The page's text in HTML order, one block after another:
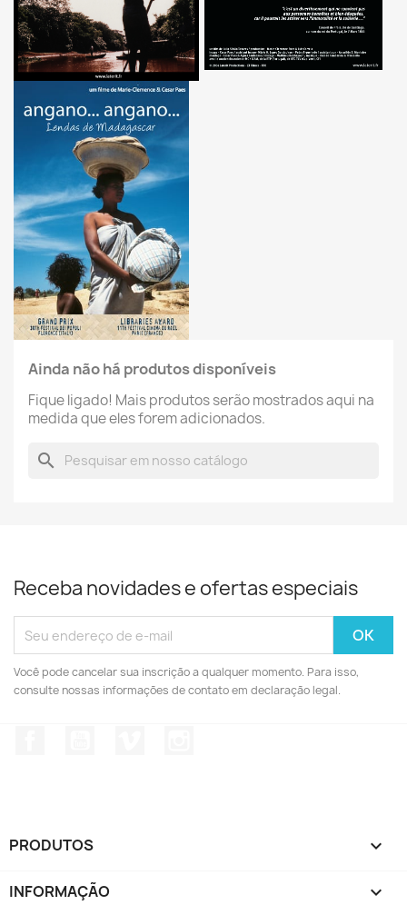
Ainda não há produtos disponíveis
Fique ligado! Mais produtos serão mostrados aqui na
medida que eles forem adicionados.
search
Receba novidades e ofertas especiais
Você pode cancelar sua inscrição a qualquer momento. Para isso,
consulte nossas informações de contato em declaração legal.
PRODUTOS 
INFORMAÇÃO 